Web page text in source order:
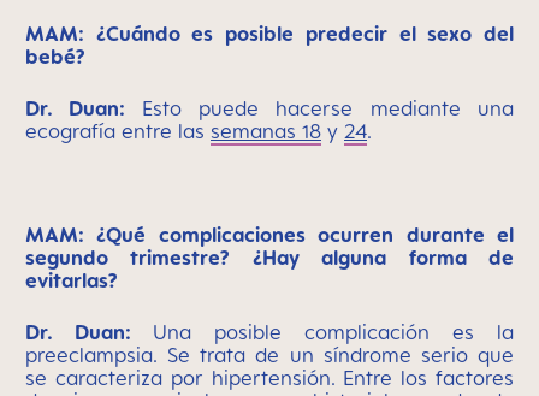
MAM: ¿Cuándo es posible predecir el sexo del
bebé?
Dr. Duan: Esto puede hacerse mediante una
ecografía entre las semanas 18 y 24.
MAM: ¿Qué complicaciones ocurren durante el
segundo trimestre? ¿Hay alguna forma de
evitarlas?
Dr. Duan: Una posible complicación es la
preeclampsia. Se trata de un síndrome serio que
se caracteriza por hipertensión. Entre los factores